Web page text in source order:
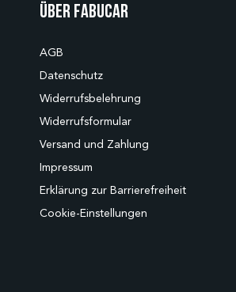
Über Fabucar
AGB
Datenschutz
Widerrufsbelehrung
Widerrufsformular
Versand und Zahlung
Impressum
Erklärung zur Barrierefreiheit
Cookie-Einstellungen